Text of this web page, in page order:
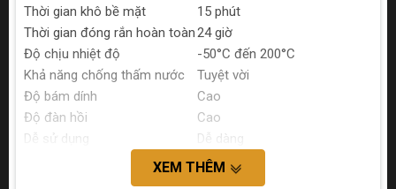
Thời gian khô bề mặt
15 phút
Thời gian đóng rắn hoàn toàn24 giờ
Độ chịu nhiệt độ
-50°C đến 200°C
Khả năng chống thấm nước
Tuyệt vời
Độ bám dính
Cao
Độ đàn hồi
Cao
Dễ sử dụng
Dễ dàng
XEM THÊM